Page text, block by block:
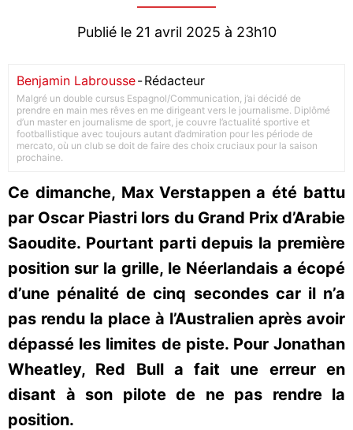
Publié le 21 avril 2025 à 23h10
Benjamin Labrousse-Rédacteur
Malgré un double cursus Espagnol/Communication, j’ai décidé de
prendre en main mes rêves en me dirigeant vers le journalisme. Diplômé
d’un master en journalisme de sport, je couvre l’actualité sportive et
footballistique avec toujours autant d’admiration pour les période de
mercato, où un club se doit de faire des choix cruciaux pour la saison
prochaine.
Ce dimanche, Max Verstappen a été battu
par Oscar Piastri lors du Grand Prix d’Arabie
Saoudite. Pourtant parti depuis la première
position sur la grille, le Néerlandais a écopé
d’une pénalité de cinq secondes car il n’a
pas rendu la place à l’Australien après avoir
dépassé les limites de piste. Pour Jonathan
Wheatley, Red Bull a fait une erreur en
disant à son pilote de ne pas rendre la
position.